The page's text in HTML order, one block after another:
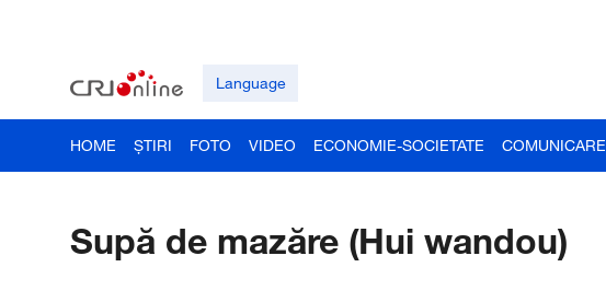
Language
HOME ȘTIRI FOTO VIDEO ECONOMIE-SOCIETATE COMUNICARE
Supă de mazăre (Hui wandou)